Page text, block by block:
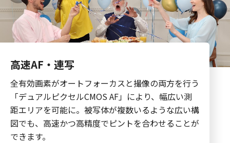
高速AF・連写
全有効画素がオートフォーカスと撮像の両方を行う
「デュアルピクセルCMOS AF」により、幅広い測
距エリアを可能に。被写体が複数いるような広い構
図でも、高速かつ高精度でピントを合わせることが
できます。